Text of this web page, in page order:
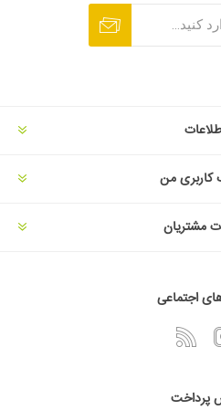
من
مشتریان
اجتماعی
پرداخت